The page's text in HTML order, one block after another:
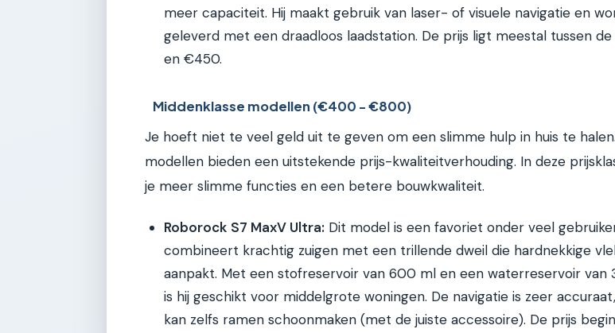
meer capaciteit. Hij maakt gebruik van laser- of visuele navigatie en
geleverd met een draadloos laadstation. De prijs ligt meestal tussen
en €450.
Middenklasse modellen (€400 - €800)
Je hoeft niet te veel geld uit te geven om een slimme hulp in huis te
modellen bieden een uitstekende prijs-kwaliteitverhouding. In deze
je meer slimme functies en een betere bouwkwaliteit.
Roborock S7 MaxV Ultra: Dit model is een favoriet onder veel
combineert krachtig zuigen met een trillende dweil die hardnekkige
aanpakt. Met een stofreservoir van 600 ml en een waterreservoir van
is hij geschikt voor middelgrote woningen. De navigatie is zeer
kan zelfs ramen schoonmaken (met de juiste accessoire). De prijs